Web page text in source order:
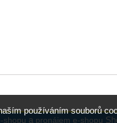
shopu a pronájem e-shopu
používáním souborů